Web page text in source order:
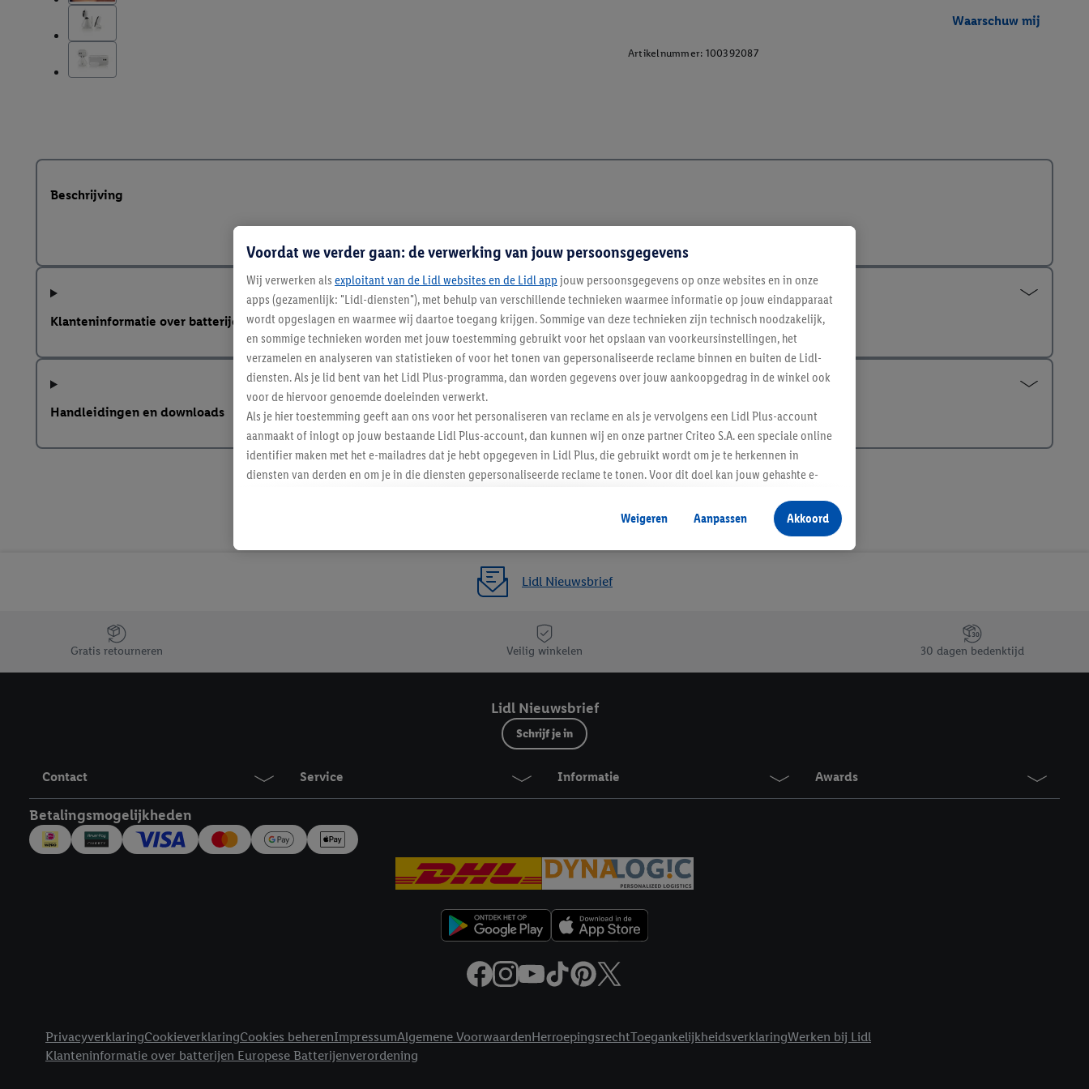
Waarschuw mij
Artikelnummer: 100392087
Beschrijving
Klanteninformatie over batterijen Europese Batterijenverordening
Handleidingen en downloads
Lidl Nieuwsbrief
Jouw voordelen bij ons als Lidl webshop klant
Gratis retourneren Veilig winkelen 30 dagen bedenktijd
Lidl Nieuwsbrief
Schrijf je in
Contact Service Informatie Awards
Betalingsmogelijkheden
PrivacyverklaringCookieverklaringCookies beherenImpressumAlgemene VoorwaardenHerroepingsrechtToegankelijkheidsverklaringWerken bij Lidl
Klanteninformatie over batterijen Europese Batterijenverordening
Voordat we verder gaan: de verwerking van jouw persoonsgegevens
Wij verwerken als exploitant van de Lidl websites en de Lidl app jouw persoonsgegevens op onze websites en in onze
apps (gezamenlijk: "Lidl-diensten"), met behulp van verschillende technieken waarmee informatie op jouw eindapparaat
wordt opgeslagen en waarmee wij daartoe toegang krijgen. Sommige van deze technieken zijn technisch noodzakelijk,
en sommige technieken worden met jouw toestemming gebruikt voor het opslaan van voorkeursinstellingen, het
verzamelen en analyseren van statistieken of voor het tonen van gepersonaliseerde reclame binnen en buiten de Lidl-
diensten. Als je lid bent van het Lidl Plus-programma, dan worden gegevens over jouw aankoopgedrag in de winkel ook
voor de hiervoor genoemde doeleinden verwerkt.
Als je hier toestemming geeft aan ons voor het personaliseren van reclame en als je vervolgens een Lidl Plus-account
aanmaakt of inlogt op jouw bestaande Lidl Plus-account, dan kunnen wij en onze partner Criteo S.A. een speciale online
identifier maken met het e-mailadres dat je hebt opgegeven in Lidl Plus, die gebruikt wordt om je te herkennen in
diensten van derden en om je in die diensten gepersonaliseerde reclame te tonen. Voor dit doel kan jouw gehashte e-
Als je hiervoor toestemming geeft, dan kunnen retargeting advertenties worden weergegeven voor producten waarin je
eerder interesse hebt getoond (bijvoorbeeld door het product in een winkelmandje van een online winkel te plaatsen
maar het niet te kopen). De retargeting advertenties kunnen op verschillende eindapparaten en binnen verschillende
Lidl-diensten worden weergegeven, als verschillende eindapparaten en Lidl-diensten, met behulp van jouw gehashte e-
Onder "Aanpassen" kun je aangeven met welke cookies en vergelijkbare technieken en met welke
Door op "Akkoord" te klikken, stem je in met alle verwerkingen voor alle bovengenoemde doeleinden. Meer informatie,
inclusief over de opslagperiode van de gegevens en je recht om jouw toestemming op elk gewenst moment in te
over de cookies die wij inzetten.
Weigeren Aanpassen Akkoord